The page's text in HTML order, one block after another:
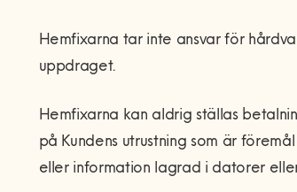
Hemfixarna tar inte ansvar för
uppdraget.
Hemfixarna kan aldrig ställas
på Kundens utrustning som är
eller information lagrad i datorer